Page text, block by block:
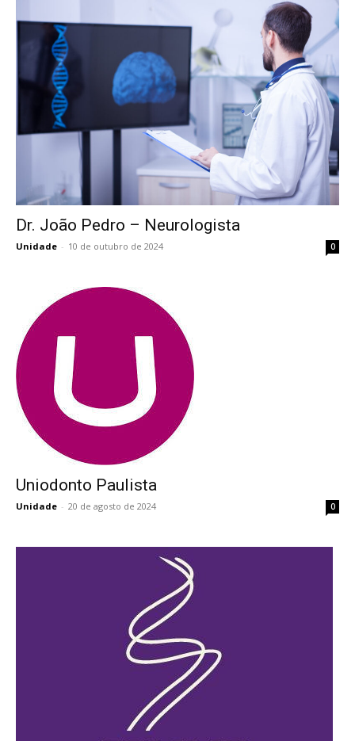
Dr. João Pedro – Neurologista
Unidade - 10 de outubro de 2024 0
Uniodonto Paulista
Unidade - 20 de agosto de 2024 0